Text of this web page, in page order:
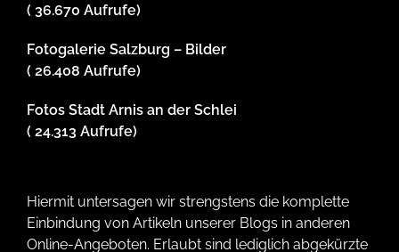
( 36.670 Aufrufe)
Fotogalerie Salzburg – Bilder
( 26.408 Aufrufe)
Fotos Stadt Arnis an der Schlei
( 24.313 Aufrufe)
Hiermit untersagen wir strengstens die komplette
Einbindung von Artikeln unserer Blogs in anderen
Online-Angeboten. Erlaubt sind lediglich abgekürzte